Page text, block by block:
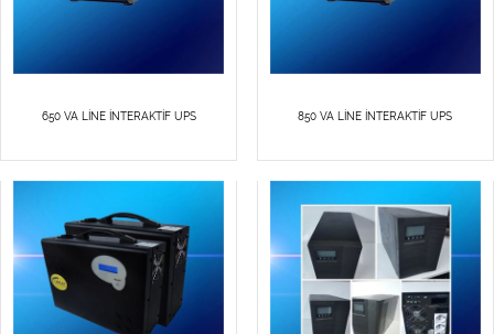
650 VA LİNE İNTERAKTİF UPS 850 VA LİNE İNTERAKTİF UPS